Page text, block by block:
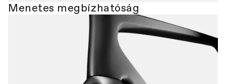
Menetes megbízhatóság